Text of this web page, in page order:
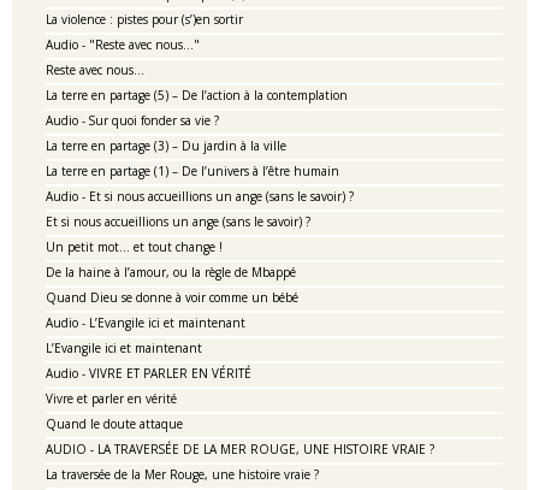
La violence : pistes pour (s’)en sortir
Audio - "Reste avec nous…"
Reste avec nous…
La terre en partage (5) – De l’action à la contemplation
Audio - Sur quoi fonder sa vie ?
La terre en partage (3) – Du jardin à la ville
La terre en partage (1) – De l’univers à l’être humain
Audio - Et si nous accueillions un ange (sans le savoir) ?
Et si nous accueillions un ange (sans le savoir) ?
Un petit mot… et tout change !
De la haine à l’amour, ou la règle de Mbappé
Quand Dieu se donne à voir comme un bébé
Audio - L’Evangile ici et maintenant
L’Evangile ici et maintenant
Audio - VIVRE ET PARLER EN VÉRITÉ
Vivre et parler en vérité
Quand le doute attaque
AUDIO - LA TRAVERSÉE DE LA MER ROUGE, UNE HISTOIRE VRAIE ?
La traversée de la Mer Rouge, une histoire vraie ?